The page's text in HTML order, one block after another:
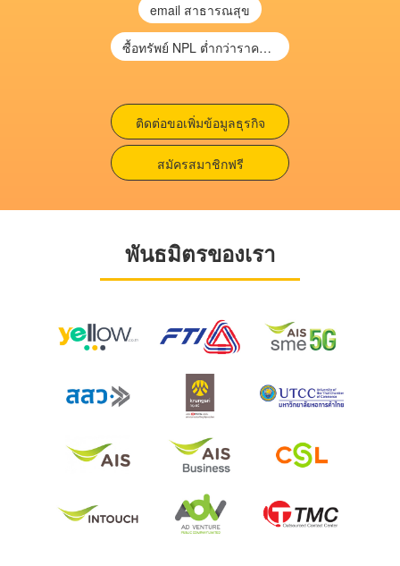
email สาธารณสุข
ซื้อทรัพย์ NPL ต่ำกว่าราคาตลาด 30-70% แบบไม่ต้องไปประมูล”
ติดต่อขอเพิ่มข้อมูลธุรกิจ
สมัครสมาชิกฟรี
พันธมิตรของเรา